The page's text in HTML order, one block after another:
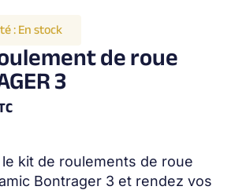
:En stock
de roue
3
kit de roulements de roue
Bontrager 3 et rendez vos